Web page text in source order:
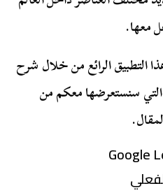
معها.
الرائع من خلال شرح
كيفية استخدام Google Lens التي سنستعرضها معكم من